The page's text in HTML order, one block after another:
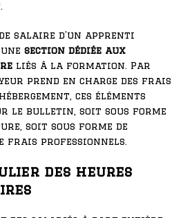
salaire d’un apprenti
section dédiée aux
liés à la formation. Par
prend en charge des frais
ces éléments
le bulletin, soit sous forme
soit sous forme de
frais professionnels.
des heures